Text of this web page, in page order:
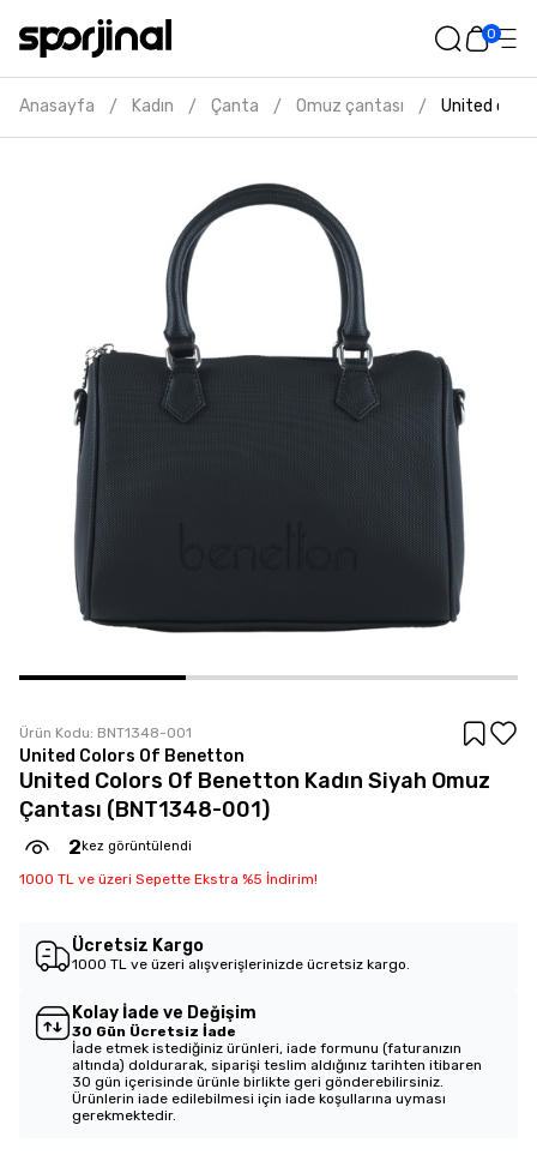
0
Anasayfa / Kadın / Çanta / Omuz çantası / United
Ürün Kodu: BNT1348-001
United Colors Of Benetton
United Colors Of Benetton Kadın Siyah Omuz
Çantası (BNT1348-001)
2 kez görüntülendi
1000 TL ve üzeri Sepette Ekstra %5 İndirim!
Ücretsiz Kargo
1000 TL ve üzeri alışverişlerinizde ücretsiz kargo.
Kolay İade ve Değişim
30 Gün Ücretsiz İade
İade etmek istediğiniz ürünleri, iade formunu (faturanızın
altında) doldurarak, siparişi teslim aldığınız tarihten itibaren
30 gün içerisinde ürünle birlikte geri gönderebilirsiniz.
Ürünlerin iade edilebilmesi için iade koşullarına uyması
gerekmektedir.